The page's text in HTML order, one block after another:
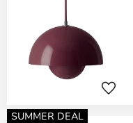
SUMMER DEAL